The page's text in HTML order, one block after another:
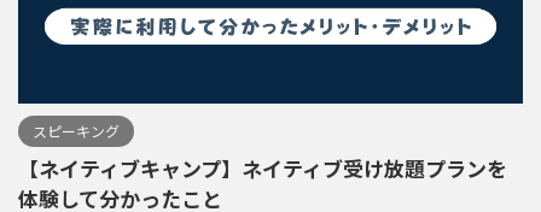
スピーキング
【ネイティブキャンプ】ネイティブ受け放題プランを
体験して分かったこと